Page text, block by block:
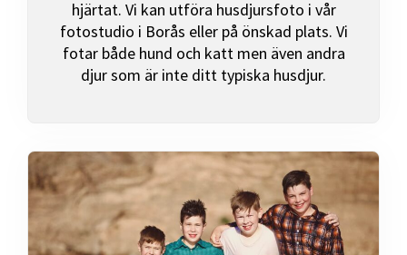
hjärtat. Vi kan utföra husdjursfoto i vår
fotostudio i Borås eller på önskad plats. Vi
fotar både hund och katt men även andra
djur som är inte ditt typiska husdjur.